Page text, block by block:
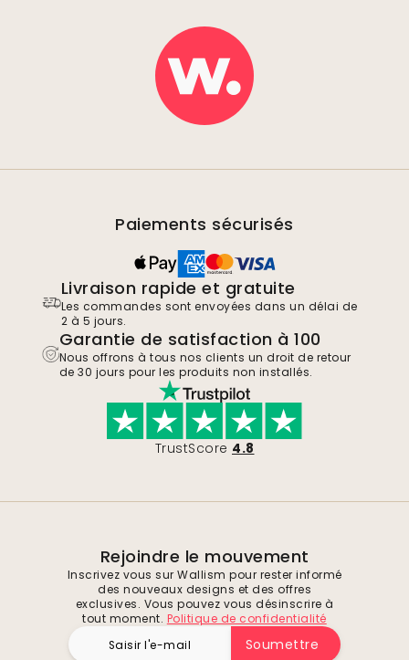
Paiements sécurisés
Livraison rapide et gratuite
Les commandes sont envoyées dans un délai de
2 à 5 jours.
Garantie de satisfaction à 100
Nous offrons à tous nos clients un droit de retour
de 30 jours pour les produits non installés.
TrustScore 4.8
Rejoindre le mouvement
Inscrivez vous sur Wallism pour rester informé
des nouveaux designs et des offres
exclusives. Vous pouvez vous désinscrire à
tout moment. Politique de confidentialité
Soumettre